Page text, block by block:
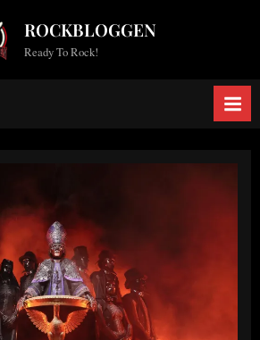
ROCKBLOGGEN
Ready To Rock!